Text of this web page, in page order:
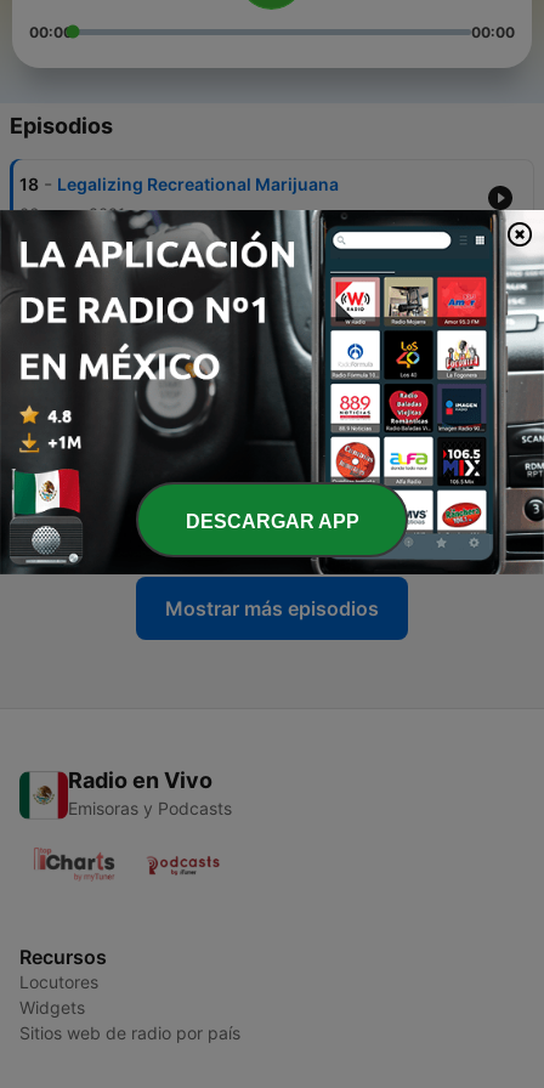
00:00 00:00
Episodios
18 - Legalizing Recreational Marijuana
06 mayo 2021
17 - Wildlife Conservation
Cottage Food Law
24 mar. 2021
15 - The Stock Market Basics
10 mar. 2021
14 - The Missouri Biodiversity Project
23 feb. 2021
Mostrar más episodios
Radio en Vivo
Emisoras y Podcasts
Recursos
Locutores
Widgets
Sitios web de radio por país
DESCARGAR APP